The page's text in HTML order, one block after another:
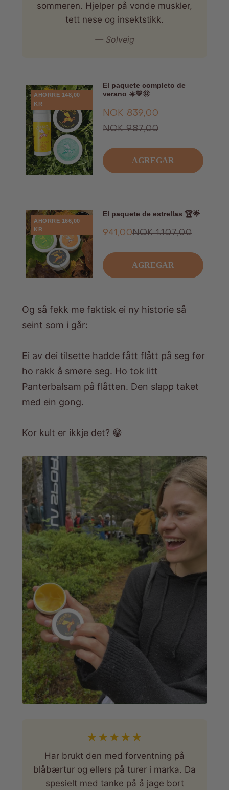
sommeren. Hjelper på vonde muskler,
tett nese og insektstikk.
— Solveig
AHORRE 148,00
KR
El paquete completo de
verano ☀️💛🌞
Oferta
NOK 839,00
Precio
NOK 987,00
AGREGAR
AHORRE 166,00
KR
El paquete de estrellas 🏆🌟
Oferta
941,00Precio
NOK 1.107,00
AGREGAR
Og så fekk me faktisk ei ny historie så
seint som i går:
Ei av dei tilsette hadde fått flått på seg før
ho rakk å smøre seg. Ho tok litt
Panterbalsam på flåtten. Den slapp taket
med ein gong.
Kor kult er ikkje det? 😁
★★★★★
Har brukt den med forventning på
blåbærtur og ellers på turer i marka. Da
spesielt med tanke på å jage bort